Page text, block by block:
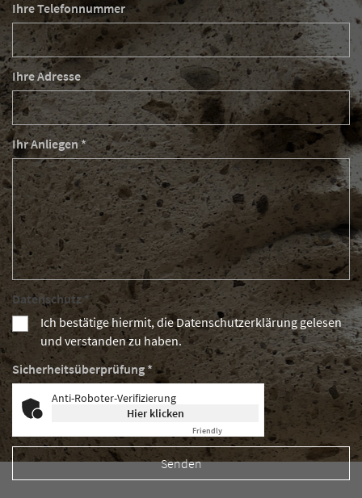
Ihre Telefonnummer
Ihre Adresse
Ihr Anliegen *
Datenschutz *
Ich bestätige hiermit, die Datenschutzerklärung gelesen
und verstanden zu haben.
Sicherheitsüberprüfung *
Anti-Roboter-Verifizierung
Hier klicken
Friendly